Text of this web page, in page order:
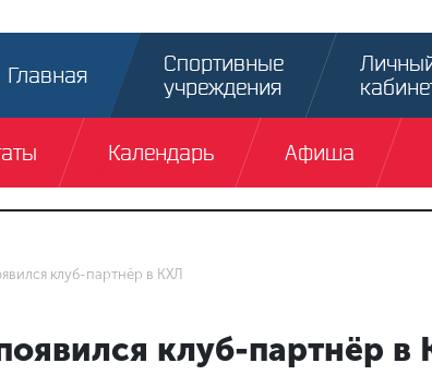
Главная
Спортивные
учреждения
Календарь Афиша
клуб-партнёр в КХЛ
клуб-партнёр в